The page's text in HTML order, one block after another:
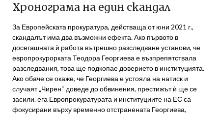
Хронограма на един скандал
За Европейската прокуратура, действаща от юни 2021 г.,
скандалът има два възможни ефекта. Ако първото в
досегашната ѝ работа вътрешно разследване установи, че
европрокурорката Теодора Георгиева е възпрепятствала
разследвания, това ще подкопае доверието в институцията.
Ако обаче се окаже, че Георгиева е устояла на натиск и
случаят „Чирен“ доведе до обвинения, престижът ѝ ще се
засили. ега Европрокуратурата и институциите на ЕС са
фокусирани върху временно отстранената Георгиева,